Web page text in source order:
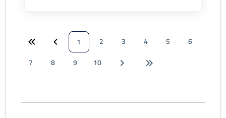
1 2 3 4 5
6
7
8 9 10